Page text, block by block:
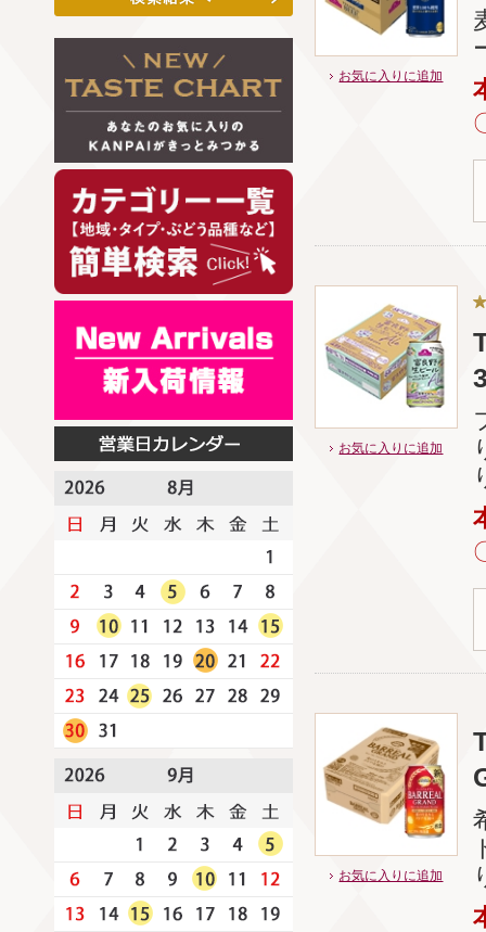
お気に入りに追加
お気に入りに追加
お気に入りに追加